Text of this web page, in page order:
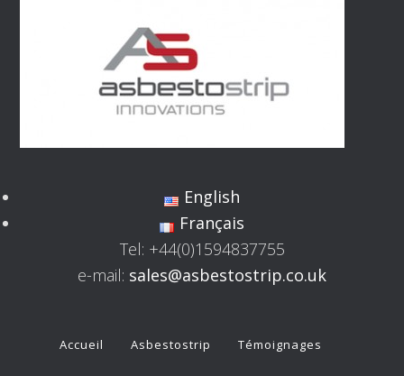
English
Français
Tel: +44(0)1594837755
e-mail: sales@asbestostrip.co.uk
Accueil Asbestostrip Témoignages